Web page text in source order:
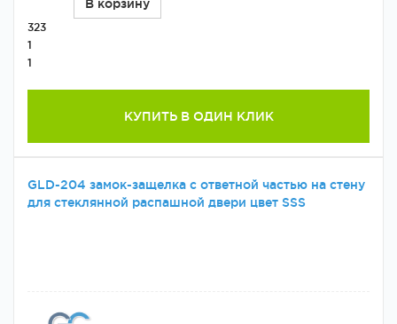
В корзину
323
1
1
КУПИТЬ В ОДИН КЛИК
GLD-204 замок-защелка с ответной частью на стену
для стеклянной распашной двери цвет SSS